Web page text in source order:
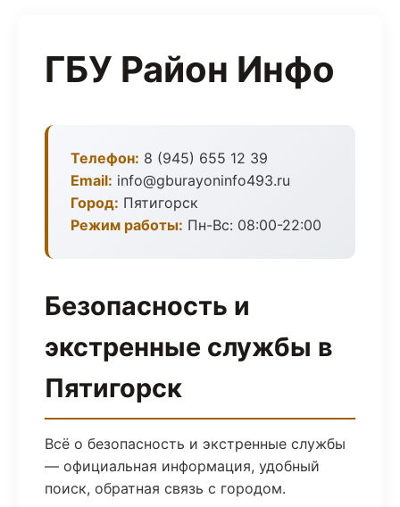
ГБУ Район Инфо
Телефон: 8 (945) 655 12 39
Email: info@gburayoninfo493.ru
Город: Пятигорск
Режим работы: Пн-Вс: 08:00-22:00
Безопасность и
экстренные службы в
Пятигорск
Всё о безопасность и экстренные службы
— официальная информация, удобный
поиск, обратная связь с городом.